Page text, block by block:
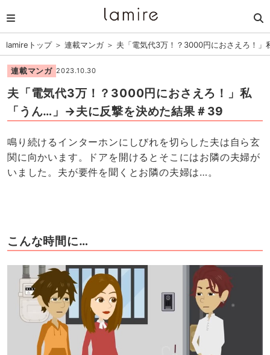
lamireトップ＞ 連載マンガ＞ 夫「電気代3万！？3000円におさえろ！
連載マンガ 2023.10.30
夫「電気代3万！？3000円におさえろ！」私
「うん…」→夫に反撃を決めた結果＃39
鳴り続けるインターホンにしびれを切らした夫は自ら玄
関に向かいます。ドアを開けるとそこにはお隣の夫婦が
いました。夫が要件を聞くとお隣の夫婦は…。
こんな時間に…